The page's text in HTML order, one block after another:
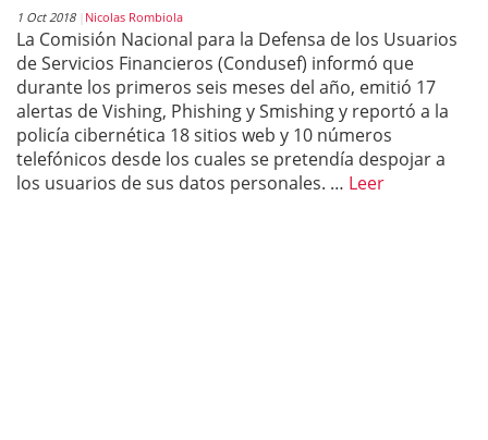
1 Oct 2018 Nicolas Rombiola
La Comisión Nacional para la Defensa de los Usuarios
de Servicios Financieros (Condusef) informó que
durante los primeros seis meses del año, emitió 17
alertas de Vishing, Phishing y Smishing y reportó a la
policía cibernética 18 sitios web y 10 números
telefónicos desde los cuales se pretendía despojar a
los usuarios de sus datos personales. … Leer